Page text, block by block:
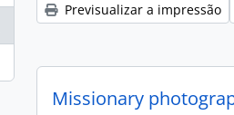
Previsualizar a impressão
Missionary